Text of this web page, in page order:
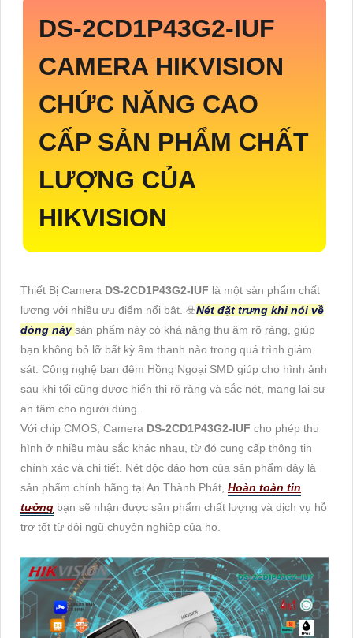
DS-2CD1P43G2-IUF
CAMERA HIKVISION
CHỨC NĂNG CAO
CẤP SẢN PHẨM CHẤT
LƯỢNG CỦA
HIKVISION
Thiết Bị Camera DS-2CD1P43G2-IUF là một sản phẩm chất
lượng với nhiều ưu điểm nổi bật. ☣️Nét đặt trưng khi nói về
dòng nàysản phẩm này có khả năng thu âm rõ ràng, giúp
bạn không bỏ lỡ bất kỳ âm thanh nào trong quá trình giám
sát. Công nghệ ban đêm Hồng Ngoại SMD giúp cho hình ảnh
sau khi tối cũng được hiển thị rõ ràng và sắc nét, mang lại sự
an tâm cho người dùng.
Với chip CMOS, Camera DS-2CD1P43G2-IUF cho phép thu
hình ở nhiều màu sắc khác nhau, từ đó cung cấp thông tin
chính xác và chi tiết. Nét độc đáo hơn của sản phẩm đây là
sản phẩm chính hãng tại An Thành Phát, Hoàn toàn tin
tưởng bạn sẽ nhận được sản phẩm chất lượng và dịch vụ hỗ
trợ tốt từ đội ngũ chuyên nghiệp của họ.